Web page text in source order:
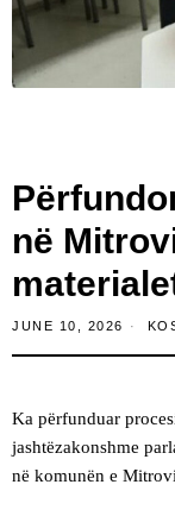
në
JUNE 10, 2026
Ka përfunduar
jashtëzakonshme
në komunën e